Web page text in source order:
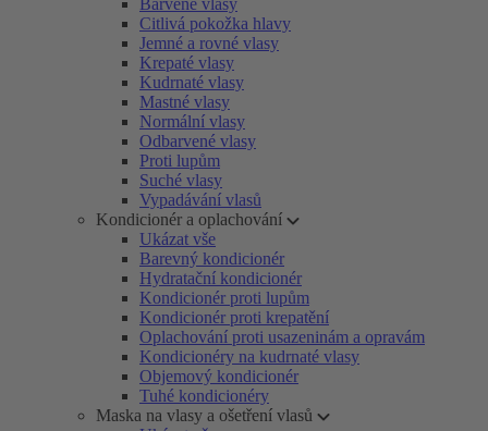
Barvené vlasy
Citlivá pokožka hlavy
Jemné a rovné vlasy
Krepaté vlasy
Kudrnaté vlasy
Mastné vlasy
Normální vlasy
Odbarvené vlasy
Proti lupům
Suché vlasy
Vypadávání vlasů
Kondicionér a oplachování
Ukázat vše
Barevný kondicionér
Hydratační kondicionér
Kondicionér proti lupům
Kondicionér proti krepatění
Oplachování proti usazeninám a opravám
Kondicionéry na kudrnaté vlasy
Objemový kondicionér
Tuhé kondicionéry
Maska na vlasy a ošetření vlasů